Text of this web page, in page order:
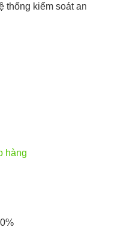
thống kiểm soát an
hàng